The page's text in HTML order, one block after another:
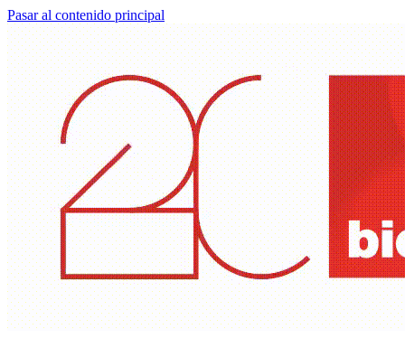
Pasar al contenido principal